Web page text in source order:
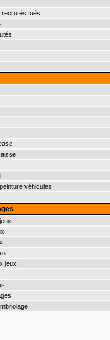
recrutés tués
véhicules
jeux